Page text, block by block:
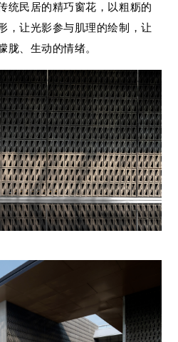
统民居的精巧窗花，以粗粝的
，让光影参与肌理的绘制，让
胧、生动的情绪。